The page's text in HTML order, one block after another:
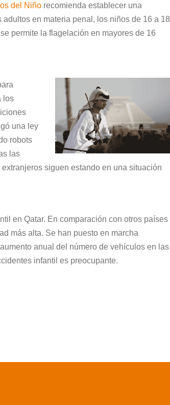
del Niño recomienda establecer una
en materia penal, los niños de 16 a 18
permite la flagelación en mayores de 16
los
una ley
robots
las
siguen estando en una situación
en Qatar. En comparación con otros países
más alta. Se han puesto en marcha
anual del número de vehículos en las
infantil es preocupante.